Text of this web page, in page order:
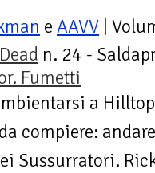
e AAVV |
n. 24 -
Fumetti
a
compiere:
Sussurratori.